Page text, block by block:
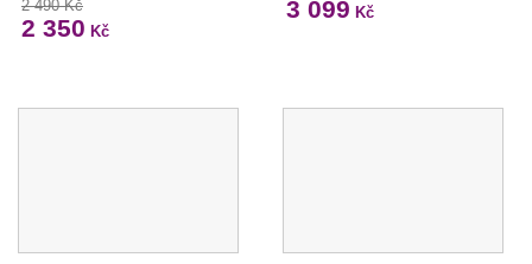
2 490 Kč
2 350 Kč
3 099 Kč